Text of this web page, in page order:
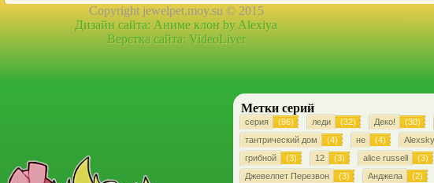
Copyright jewelpet.moy.su © 2015
Дизайн сайта: Аниме клон by Alexiya
Верстка сайта: VideoLiver
Метки серий
серия (96) леди (32) Деко! (30)
тантрический дом
(4) не (4)
грибной
(3) 12 (3) alice russell (3)
Джевелпет Перезвон
(3) Анджела (2)